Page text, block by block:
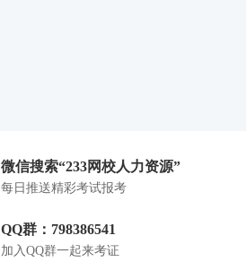
微信搜索“233网校人力资源”
每日推送精彩考试报考
QQ群：798386541
加入QQ群一起来考证